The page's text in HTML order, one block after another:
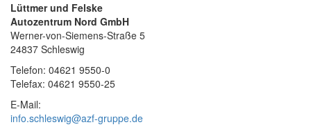
Lüttmer und Felske
Autozentrum Nord GmbH
Werner-von-Siemens-Straße 5
24837 Schleswig
Telefon: 04621 9550-0
Telefax: 04621 9550-25
E-Mail:
info.schleswig@azf-gruppe.de